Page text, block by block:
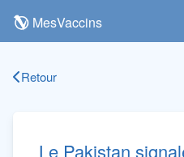
MesVaccins
Retour
Le Pakistan